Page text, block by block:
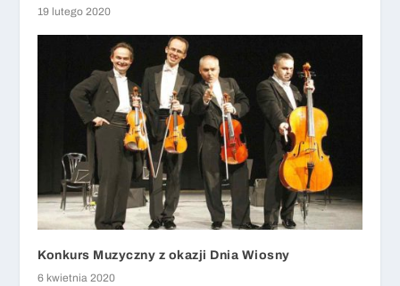
19 lutego 2020
Konkurs Muzyczny z okazji Dnia Wiosny
6 kwietnia 2020